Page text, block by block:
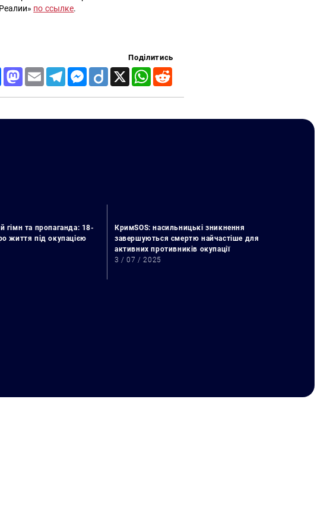
по ссылке.
Поділитись
FacebookMastodon
Email TelegramMessenger
Diigo X WhatsApp
гімн та пропаганда: 18-
життя під окупацією
КримSOS: насильницькі зникнення
завершуються смертю найчастіше для
активних противників окупації
3 / 07 / 2025